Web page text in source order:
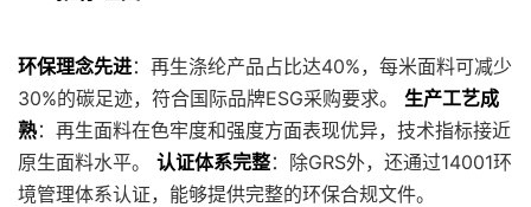
环保理念先进：再生涤纶产品占比达40%，每米面料可减少
30%的碳足迹，符合国际品牌ESG采购要求。 生产工艺成
熟：再生面料在色牢度和强度方面表现优异，技术指标接近
原生面料水平。 认证体系完整：除GRS外，还通过14001环
境管理体系认证，能够提供完整的环保合规文件。